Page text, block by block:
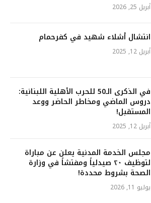
أبريل 25, 2026
انتشال أشلاء شهيد في كفرحمام
أبريل 12, 2025
في الذكرى الـ50 للحرب الأهلية اللبنانية:
دروس الماضي ومخاطر الحاضر ووعد
المستقبل!
أبريل 12, 2025
مجلس الخدمة المدنية يعلن عن مباراة
لتوظيف ٢٠ صيدلياً ومفتشاً في وزارة
الصحة بشروط محددة!
يوليو 11, 2026